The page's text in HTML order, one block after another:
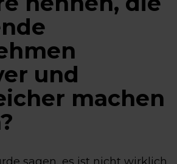
und
machen